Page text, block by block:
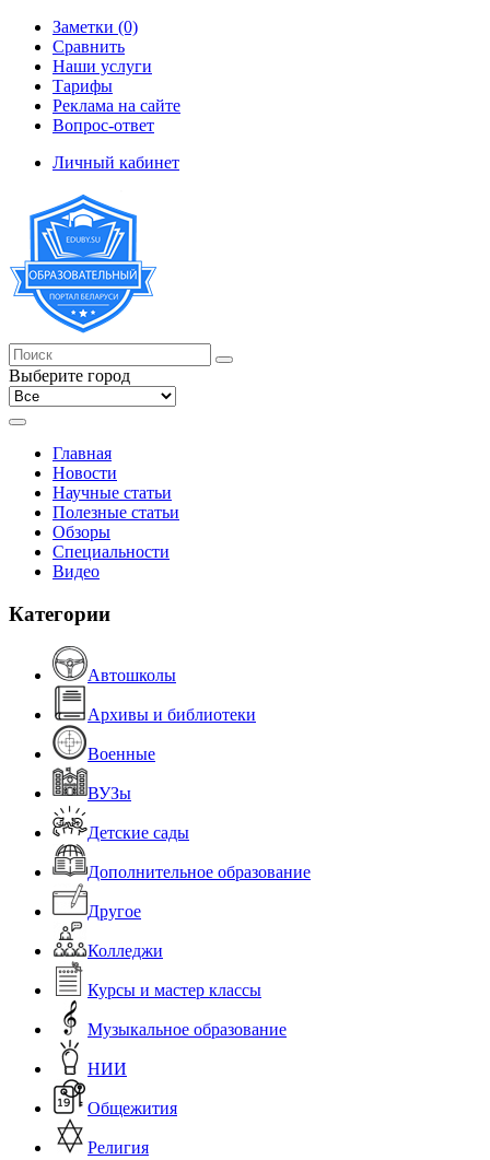
Заметки (0)
Сравнить
Наши услуги
Тарифы
Реклама на сайте
Вопрос-ответ
Личный кабинет
Выберите город
Главная
Новости
Научные статьи
Полезные статьи
Обзоры
Специальности
Видео
Категории
Автошколы
Архивы и библиотеки
Военные
ВУЗы
Детские сады
Дополнительное образование
Другое
Колледжи
Курсы и мастер классы
Музыкальное образование
НИИ
Общежития
Религия